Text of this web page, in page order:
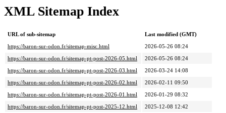
XML Sitemap Index
URL of sub-sitemap
Last modified (GMT)
https://baron-sur-odon.fr/sitemap-misc.html
2026-05-26 08:24
https://baron-sur-odon.fr/sitemap-pt-post-2026-05.html
2026-05-26 08:24
https://baron-sur-odon.fr/sitemap-pt-post-2026-03.html
2026-03-24 14:08
https://baron-sur-odon.fr/sitemap-pt-post-2026-02.html
2026-02-11 09:50
https://baron-sur-odon.fr/sitemap-pt-post-2026-01.html
2026-01-29 08:32
https://baron-sur-odon.fr/sitemap-pt-post-2025-12.html
2025-12-08 12:42